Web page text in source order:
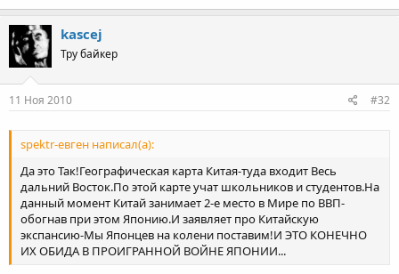
kascej
Тру байкер
11 Ноя 2010 #32
spektr-евген написал(а):
Да это Так!Географическая карта Китая-туда входит Весь
дальний Восток.По этой карте учат школьников и студентов.На
данный момент Китай занимает 2-е место в Мире по ВВП-
обогнав при этом Японию.И заявляет про Китайскую
экспансию-Мы Японцев на колени поставим!И ЭТО КОНЕЧНО
ИХ ОБИДА В ПРОИГРАННОЙ ВОЙНЕ ЯПОНИИ...